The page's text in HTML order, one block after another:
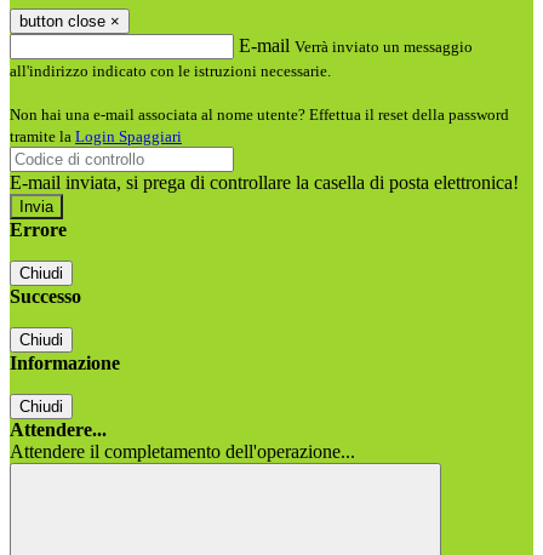
button close ×
E-mail Verrà inviato un messaggio
all'indirizzo indicato con le istruzioni necessarie.
Non hai una e-mail associata al nome utente? Effettua il reset della password
tramite la Login Spaggiari
E-mail inviata, si prega di controllare la casella di posta elettronica!
Errore
Chiudi
Successo
Chiudi
Informazione
Chiudi
Attendere...
Attendere il completamento dell'operazione...